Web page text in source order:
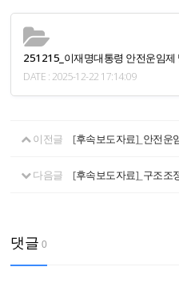
251215_이재명대통령 안전운임
DATE : 2025-12-22 17:14:09
이전글
다음글
댓글 0